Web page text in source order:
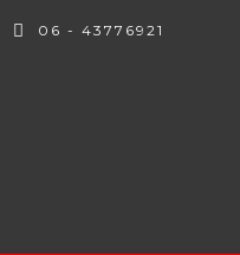
06 - 43776921